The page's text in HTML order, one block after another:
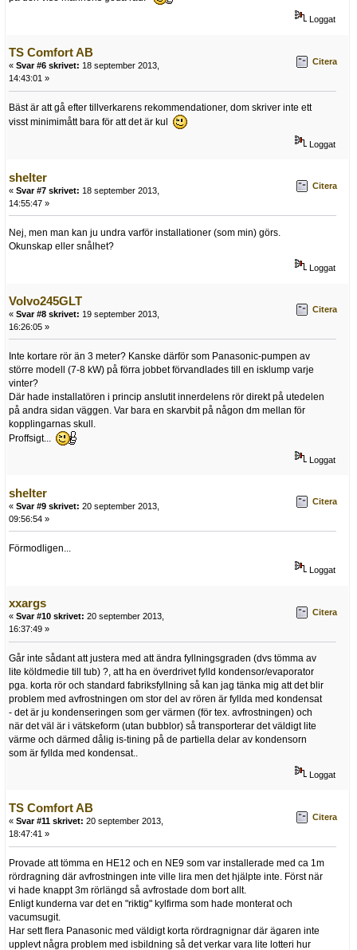
Loggat
TS Comfort AB
« Svar #6 skrivet: 18 september 2013,
14:43:01 »
Citera
Bäst är att gå efter tillverkarens rekommendationer, dom skriver inte ett
visst minimimått bara för att det är kul
Loggat
shelter
« Svar #7 skrivet: 18 september 2013,
14:55:47 »
Citera
Nej, men man kan ju undra varför installationer (som min) görs.
Okunskap eller snålhet?
Loggat
Volvo245GLT
« Svar #8 skrivet: 19 september 2013,
16:26:05 »
Citera
Inte kortare rör än 3 meter? Kanske därför som Panasonic-pumpen av
större modell (7-8 kW) på förra jobbet förvandlades till en isklump varje
vinter?
Där hade installatören i princip anslutit innerdelens rör direkt på utedelen
på andra sidan väggen. Var bara en skarvbit på någon dm mellan för
kopplingarnas skull.
Proffsigt...
Loggat
shelter
« Svar #9 skrivet: 20 september 2013,
09:56:54 »
Citera
Förmodligen...
Loggat
xxargs
« Svar #10 skrivet: 20 september 2013,
16:37:49 »
Citera
Går inte sådant att justera med att ändra fyllningsgraden (dvs tömma av
lite köldmedie till tub) ?, att ha en överdrivet fylld kondensor/evaporator
pga. korta rör och standard fabriksfyllning så kan jag tänka mig att det blir
problem med avfrostningen om stor del av rören är fyllda med kondensat
- det är ju kondenseringen som ger värmen (för tex. avfrostningen) och
när det väl är i vätskeform (utan bubblor) så transporterar det väldigt lite
värme och därmed dålig is-tining på de partiella delar av kondensorn
som är fyllda med kondensat..
Loggat
TS Comfort AB
« Svar #11 skrivet: 20 september 2013,
18:47:41 »
Citera
Provade att tömma en HE12 och en NE9 som var installerade med ca 1m
rördragning där avfrostningen inte ville lira men det hjälpte inte. Först när
vi hade knappt 3m rörlängd så avfrostade dom bort allt.
Enligt kunderna var det en "riktig" kylfirma som hade monterat och
vacumsugit.
Har sett flera Panasonic med väldigt korta rördragnignar där ägaren inte
upplevt några problem med isbildning så det verkar vara lite lotteri hur